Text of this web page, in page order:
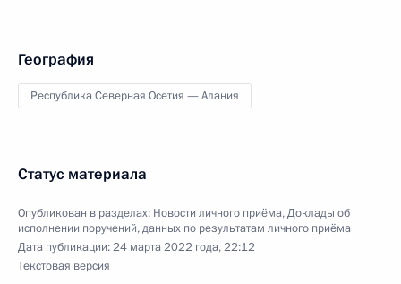
География
Республика Северная Осетия — Алания
Статус материала
Опубликован в разделах: Новости личного приёма,Доклады об
исполнении поручений, данных по результатам личного приёма
Дата публикации:24 марта 2022 года, 22:12
Текстовая версия